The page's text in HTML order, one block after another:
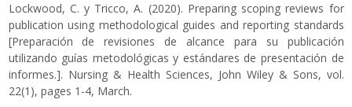
Lockwood, C. y Tricco, A. (2020). Preparing scoping reviews for
publication using methodological guides and reporting standards
[Preparación de revisiones de alcance para su publicación
utilizando guías metodológicas y estándares de presentación de
informes.]. Nursing & Health Sciences, John Wiley & Sons, vol.
22(1), pages 1-4, March.